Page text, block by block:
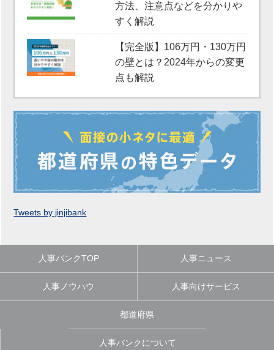
方法、注意点などを分かりや
すく解説
【完全版】106万円・130万円
の壁とは？2024年からの変更
点も解説
Tweets by jinjibank
人事バンクTOP 人事ニュース
人事ノウハウ 人事向けサービス
都道府県
人事バンクについて